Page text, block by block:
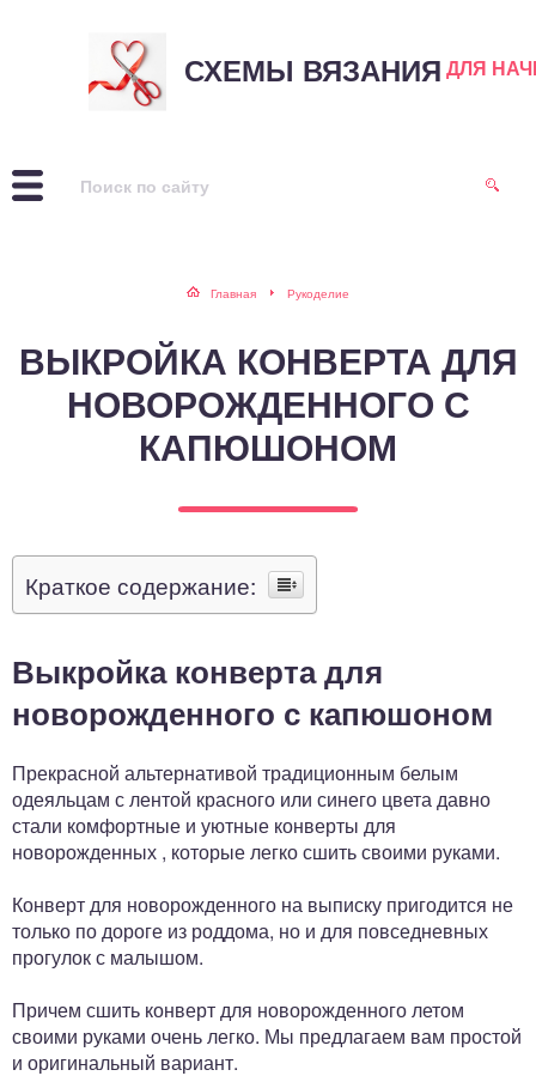
СХЕМЫ ВЯЗАНИЯ ДЛЯ
Главная Рукоделие
ВЫКРОЙКА КОНВЕРТА ДЛЯ
НОВОРОЖДЕННОГО С
КАПЮШОНОМ
Краткое содержание:
Выкройка конверта для
новорожденного с капюшоном
Прекрасной альтернативой традиционным белым
одеяльцам с лентой красного или синего цвета давно
стали комфортные и уютные конверты для
новорожденных , которые легко сшить своими руками.
Конверт для новорожденного на выписку пригодится не
только по дороге из роддома, но и для повседневных
прогулок с малышом.
Причем сшить конверт для новорожденного летом
своими руками очень легко. Мы предлагаем вам простой
и оригинальный вариант.